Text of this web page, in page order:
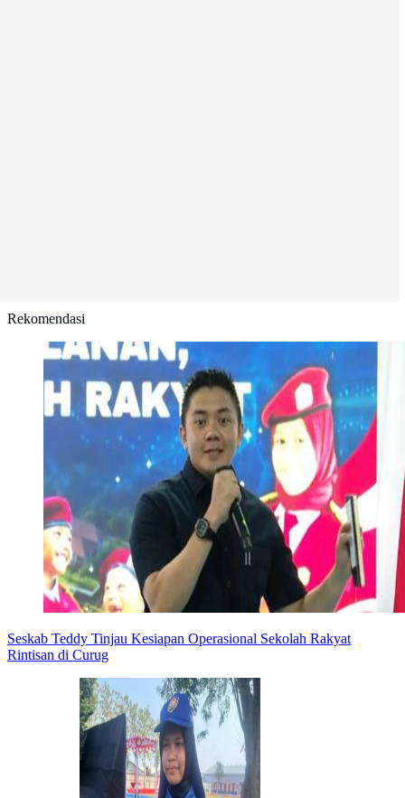
Rekomendasi
Seskab Teddy Tinjau Kesiapan Operasional Sekolah Rakyat
Rintisan di Curug